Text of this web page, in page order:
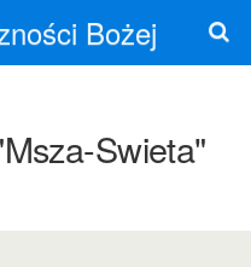
Bożej
Swieta"